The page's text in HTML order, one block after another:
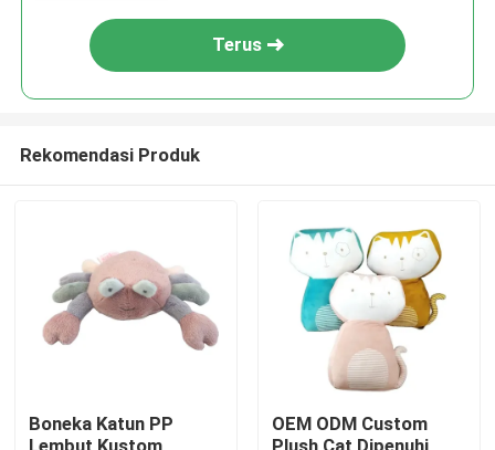
Terus
Rekomendasi Produk
Boneka Katun PP
OEM ODM Custom